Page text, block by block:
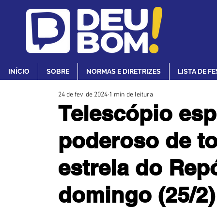
INÍCIO SOBRE NORMAS E DIRETRIZES LISTA DE
Telescópio
poderoso de
estrela do
domingo (25/2)
24 de fev. de 2024 1 min de leitura